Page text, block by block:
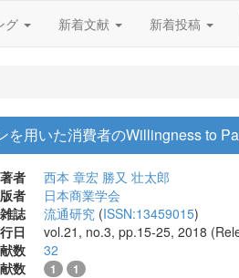
グ 新着文献 新着投稿
を用いた消費者のWillingness to
著者 西本 章宏 勝又 壮太郎
者
日本商業学会
雑誌
流通研究 (ISSN:13459015)
日
vol.21, no.3, pp.15-25, 2018
数
32
数
1 1